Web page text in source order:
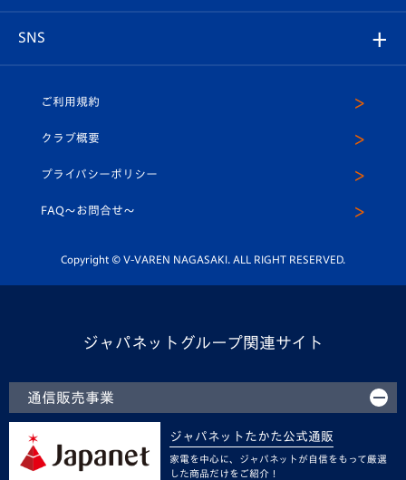
ホームタウン
平和祈念活動
ホームタウン活動
プレイヤーズスイート
店舗情報
U-18
スクール
SNS
ヴィヴィくんインスタグラム
公式LINE＠
ご利用規約
クラブ概要
プライバシーポリシー
FAQ〜お問合せ〜
Copyright © V-VAREN NAGASAKI. ALL RIGHT RESERVED.
ジャパネットグループ関連サイト
通信販売事業
ジャパネットたかた公式通販
家電を中心に、ジャパネットが自信をもって厳選
した商品だけをご紹介！